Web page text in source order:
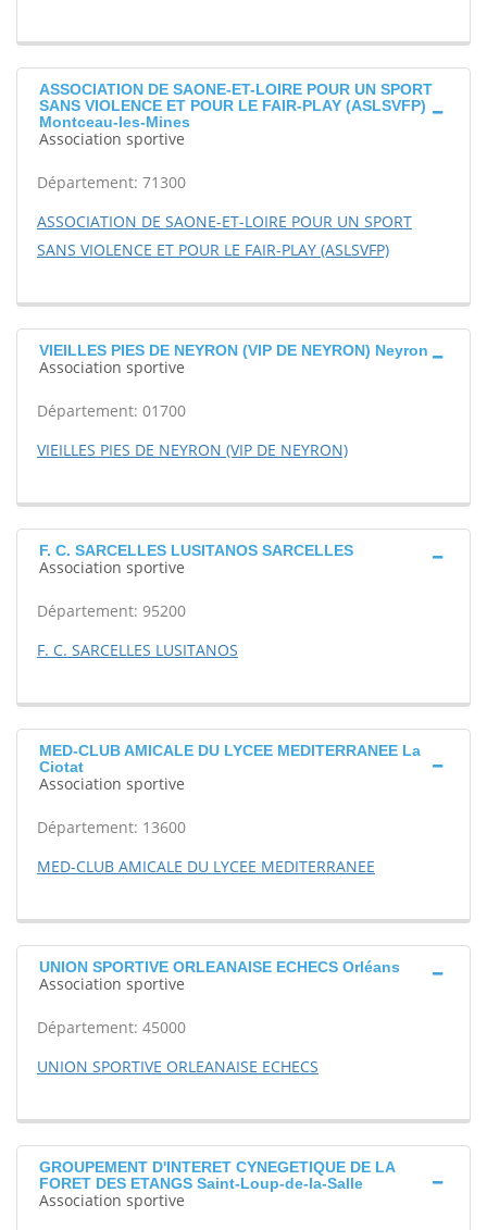
ASSOCIATION DE SAONE-ET-LOIRE POUR UN SPORT
SANS VIOLENCE ET POUR LE FAIR-PLAY (ASLSVFP)
Montceau-les-Mines
Association sportive
Département: 71300
ASSOCIATION DE SAONE-ET-LOIRE POUR UN SPORT
SANS VIOLENCE ET POUR LE FAIR-PLAY (ASLSVFP)
VIEILLES PIES DE NEYRON (VIP DE NEYRON) Neyron
Association sportive
Département: 01700
VIEILLES PIES DE NEYRON (VIP DE NEYRON)
F. C. SARCELLES LUSITANOS SARCELLES
Association sportive
Département: 95200
F. C. SARCELLES LUSITANOS
MED-CLUB AMICALE DU LYCEE MEDITERRANEE La
Ciotat
Association sportive
Département: 13600
MED-CLUB AMICALE DU LYCEE MEDITERRANEE
UNION SPORTIVE ORLEANAISE ECHECS Orléans
Association sportive
Département: 45000
UNION SPORTIVE ORLEANAISE ECHECS
GROUPEMENT D'INTERET CYNEGETIQUE DE LA
FORET DES ETANGS Saint-Loup-de-la-Salle
Association sportive